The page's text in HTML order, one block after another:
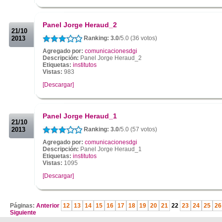
21/10
2013
Panel Jorge Heraud_2
Ranking: 3.0/5.0 (36 votos)
Agregado por: comunicacionesdgi
Descripción: Panel Jorge Heraud_2
Etiquetas: institutos
Vistas: 983
[Descargar]
21/10
2013
Panel Jorge Heraud_1
Ranking: 3.0/5.0 (57 votos)
Agregado por: comunicacionesdgi
Descripción: Panel Jorge Heraud_1
Etiquetas: institutos
Vistas: 1095
[Descargar]
Páginas: Anterior 12 13 14 15 16 17 18 19 20 21 22 23 24 25 26
Siguiente